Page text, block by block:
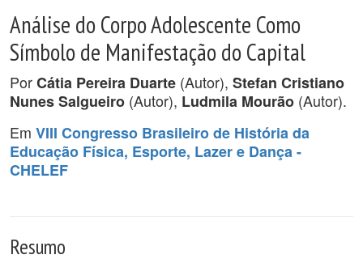
Análise do Corpo Adolescente Como
Símbolo de Manifestação do Capital
PorCátia Pereira Duarte (Autor), Stefan Cristiano
Nunes Salgueiro (Autor), Ludmila Mourão (Autor).
Em VIII Congresso Brasileiro de História da
Educação Física, Esporte, Lazer e Dança -
CHELEF
Resumo